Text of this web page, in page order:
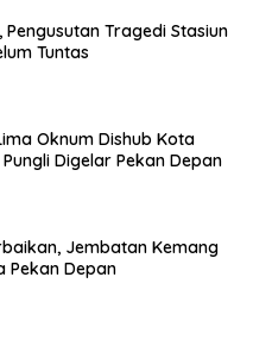
Pengusutan Tragedi Stasiun
Tuntas
Oknum Dishub Kota
Digelar Pekan Depan
Jembatan Kemang
Pekan Depan